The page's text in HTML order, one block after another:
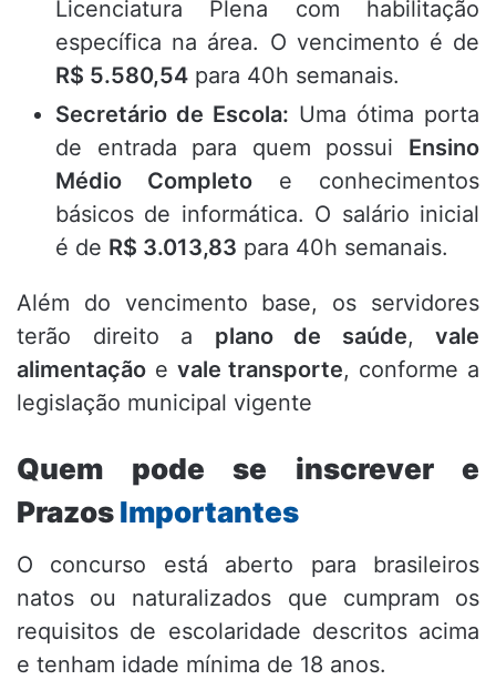
Licenciatura Plena com habilitação
específica na área. O vencimento é de
R$ 5.580,54 para 40h semanais.
Secretário de Escola: Uma ótima porta
de entrada para quem possui Ensino
Médio Completo e conhecimentos
básicos de informática. O salário inicial
é de R$ 3.013,83 para 40h semanais.
Além do vencimento base,
os servidores
terão direito a plano de saúde,
vale
alimentação e vale transporte, conforme a
legislação municipal vigente
Quem pode se inscrever e
PrazosImportantes
O concurso está aberto para brasileiros
natos ou naturalizados que cumpram os
requisitos de escolaridade descritos acima
e tenham idade mínima de 18 anos.